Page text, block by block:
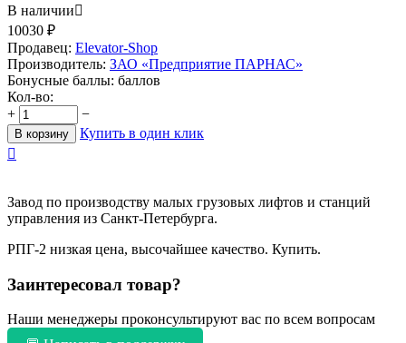
В наличии
10030 ₽
Продавец: Elevator-Shop
Производитель: ЗАО «Предприятие ПАРНАС»
Бонусные баллы: баллов
Кол-во:
+
−
В корзину
Купить в один клик

Завод по производству малых грузовых лифтов и станций
управления из Санкт-Петербурга.
РПГ-2 низкая цена, высочайшее качество. Купить.
Заинтересовал товар?
Наши менеджеры проконсультируют вас по всем вопросам